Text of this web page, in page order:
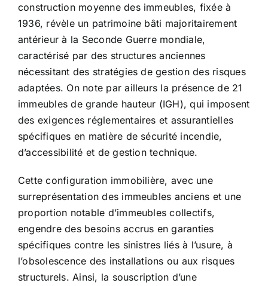
construction moyenne des immeubles, fixée à
1936, révèle un patrimoine bâti majoritairement
antérieur à la Seconde Guerre mondiale,
caractérisé par des structures anciennes
nécessitant des stratégies de gestion des risques
adaptées. On note par ailleurs la présence de 21
immeubles de grande hauteur (IGH), qui imposent
des exigences réglementaires et assurantielles
spécifiques en matière de sécurité incendie,
d’accessibilité et de gestion technique.
Cette configuration immobilière, avec une
surreprésentation des immeubles anciens et une
proportion notable d’immeubles collectifs,
engendre des besoins accrus en garanties
spécifiques contre les sinistres liés à l’usure, à
l’obsolescence des installations ou aux risques
structurels. Ainsi, la souscription d’une